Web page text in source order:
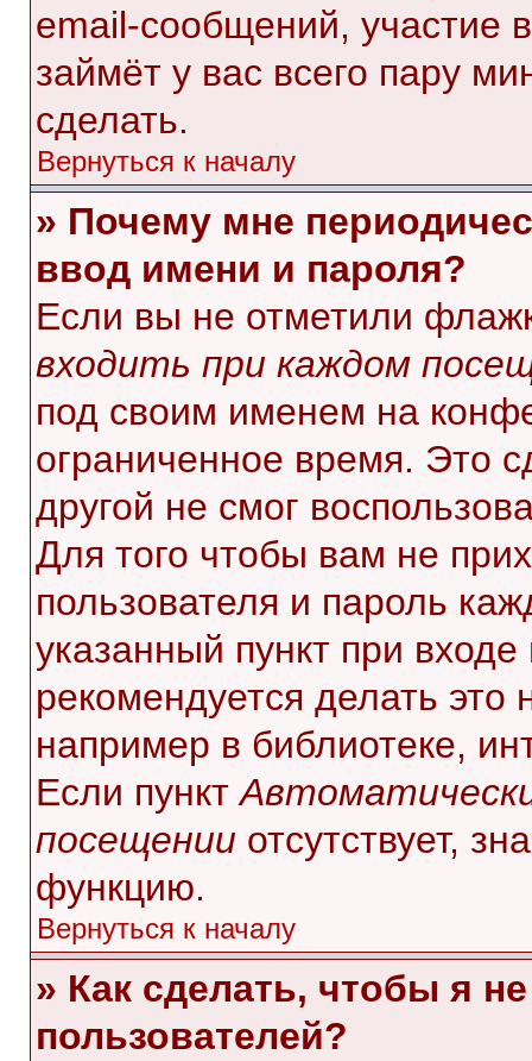
email-сообщений, участие
займёт у вас всего пару
сделать.
Вернуться к началу
» Почему мне
ввод имени и пароля?
Если вы не отметили
входить при каждом
под своим именем на
ограниченное время. Это
другой не смог
Для того чтобы вам не
пользователя и пароль
указанный пункт при
рекомендуется делать
например в библиотеке,
Если пункт
посещении отсутствует,
функцию.
Вернуться к началу
» Как сделать, чтобы я
пользователей?